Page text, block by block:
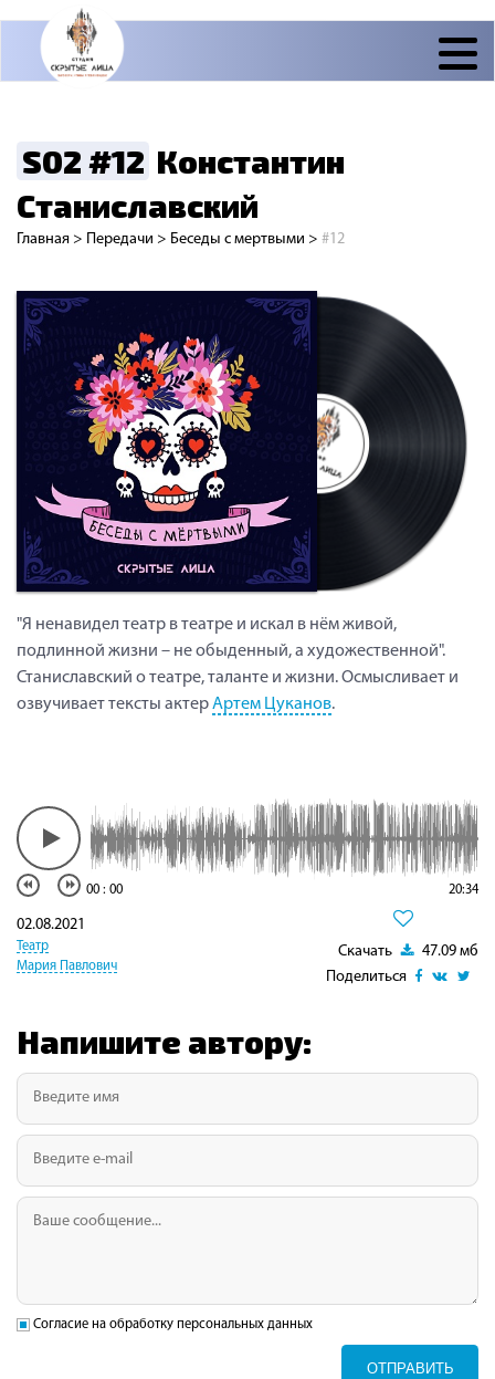
S02 #12 Константин
Станиславский
Главная > Передачи > Беседы с мертвыми > #12
"Я ненавидел театр в театре и искал в нём живой,
подлинной жизни – не обыденный, а художественной".
Станиславский о театре, таланте и жизни. Осмысливает и
озвучивает тексты актерАртем Цуканов.
00 : 00 20:34
Скачать
47.09 мб
Поделиться
02.08.2021
Театр
Мария Павлович
Напишите автору:
Согласие на обработку персональных данных
ОТПРАВИТЬ